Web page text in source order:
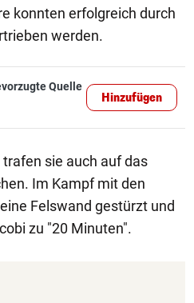
konnten erfolgreich durch
werden.
Quelle
Hinzufügen
sie auch auf das
Im Kampf mit den
Felswand gestürzt und
zu "20 Minuten".